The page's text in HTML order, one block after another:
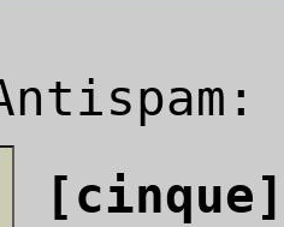
[cinque]